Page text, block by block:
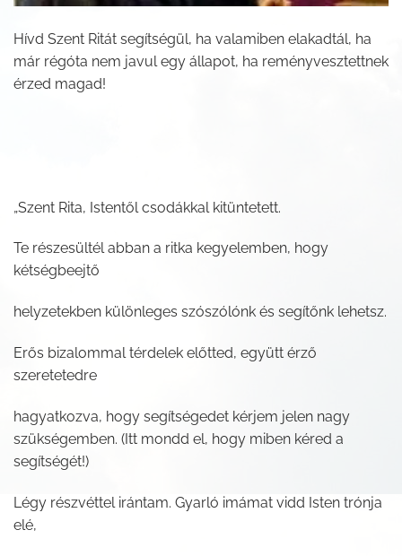
Hívd Szent Ritát segítségül, ha valamiben elakadtál, ha
már régóta nem javul egy állapot, ha reményvesztettnek
érzed magad!
„Szent Rita, Istentől csodákkal kitüntetett.
Te részesültél abban a ritka kegyelemben, hogy
kétségbeejtő
helyzetekben különleges szószólónk és segítőnk lehetsz.
Erős bizalommal térdelek előtted, együtt érző
szeretetedre
hagyatkozva, hogy segítségedet kérjem jelen nagy
szükségemben. (Itt mondd el, hogy miben kéred a
segítségét!)
Légy részvéttel irántam. Gyarló imámat vidd Isten trónja
elé,